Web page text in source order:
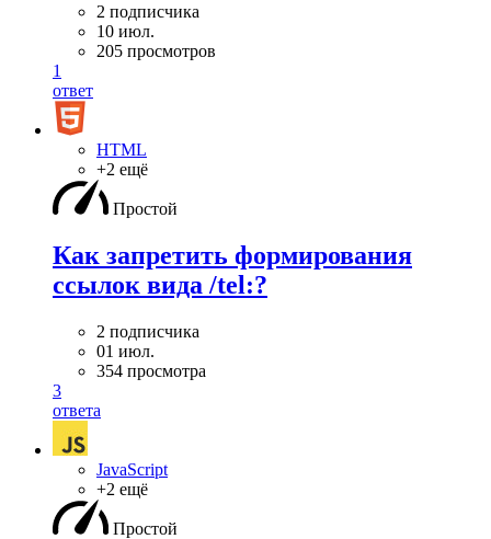
2 подписчика
10 июл.
205 просмотров
1
ответ
HTML
+2 ещё
Простой
Как запретить формирования
ссылок вида /tel:?
2 подписчика
01 июл.
354 просмотра
3
ответа
JavaScript
+2 ещё
Простой